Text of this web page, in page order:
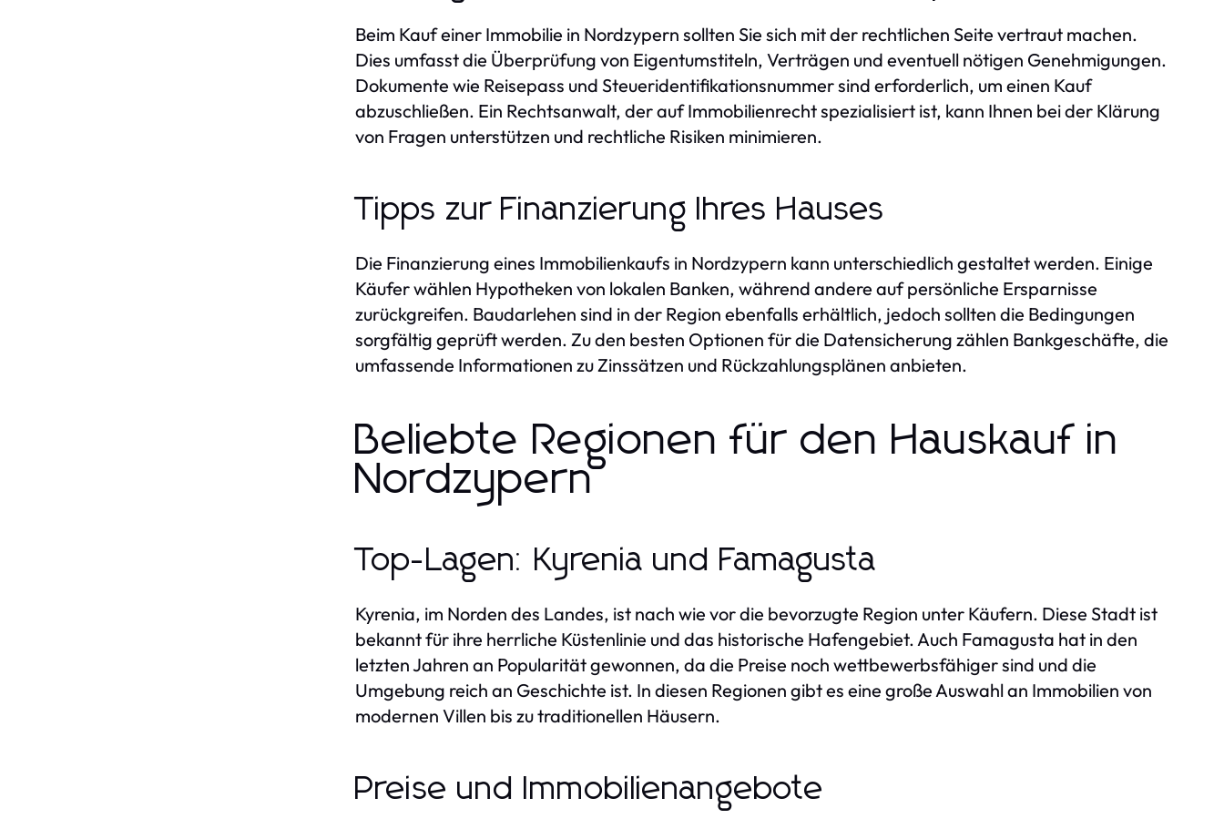
Beim Kauf einer Immobilie in Nordzypern sollten Sie sich mit der rechtlichen Seite vertraut machen.
Dies umfasst die Überprüfung von Eigentumstiteln, Verträgen und eventuell nötigen Genehmigungen.
Dokumente wie Reisepass und Steueridentifikationsnummer sind erforderlich, um einen Kauf
abzuschließen. Ein Rechtsanwalt, der auf Immobilienrecht spezialisiert ist, kann Ihnen bei der Klärung
von Fragen unterstützen und rechtliche Risiken minimieren.
Tipps zur Finanzierung Ihres Hauses
Die Finanzierung eines Immobilienkaufs in Nordzypern kann unterschiedlich gestaltet werden. Einige
Käufer wählen Hypotheken von lokalen Banken, während andere auf persönliche Ersparnisse
zurückgreifen. Baudarlehen sind in der Region ebenfalls erhältlich, jedoch sollten die Bedingungen
sorgfältig geprüft werden. Zu den besten Optionen für die Datensicherung zählen Bankgeschäfte, die
umfassende Informationen zu Zinssätzen und Rückzahlungsplänen anbieten.
Beliebte Regionen für den Hauskauf in
Nordzypern
Top-Lagen: Kyrenia und Famagusta
Kyrenia, im Norden des Landes, ist nach wie vor die bevorzugte Region unter Käufern. Diese Stadt ist
bekannt für ihre herrliche Küstenlinie und das historische Hafengebiet. Auch Famagusta hat in den
letzten Jahren an Popularität gewonnen, da die Preise noch wettbewerbsfähiger sind und die
Umgebung reich an Geschichte ist. In diesen Regionen gibt es eine große Auswahl an Immobilien von
modernen Villen bis zu traditionellen Häusern.
Preise und Immobilienangebote